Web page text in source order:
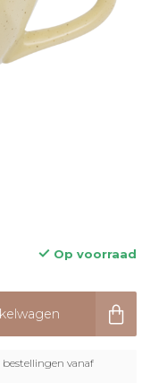
Op voorraad
vanaf